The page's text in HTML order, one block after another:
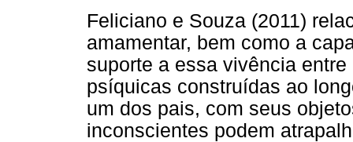
Feliciano e Souza (2011)
amamentar, bem como a
suporte a essa vivência
psíquicas construídas ao
um dos pais, com seus
inconscientes podem